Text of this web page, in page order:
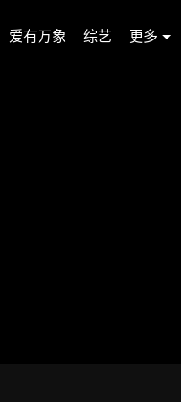
爱有万象 综艺 更多